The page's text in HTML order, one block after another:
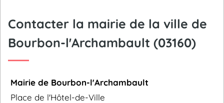
Contacter la mairie de la ville de
Bourbon-l'Archambault (03160)
Mairie de Bourbon-l'Archambault
Place de l'Hôtel-de-Ville